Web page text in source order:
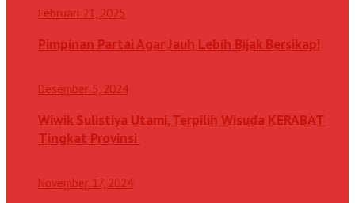
Februari 21, 2025
Pimpinan Partai Agar Jauh Lebih Bijak Bersikap!
Desember 5, 2024
Wiwik Sulistiya Utami, Terpilih Wisuda KERABAT
Tingkat Provinsi
November 17, 2024